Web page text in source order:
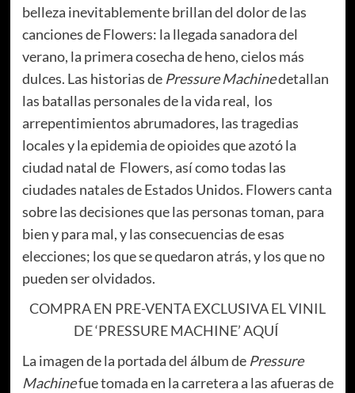
belleza inevitablemente brillan del dolor de las
canciones de Flowers: la llegada sanadora del
verano, la primera cosecha de heno, cielos más
dulces. Las historias dePressure Machinedetallan
las batallas personales de la vida real, los
arrepentimientos abrumadores, las tragedias
locales y la epidemia de opioides que azotó la
ciudad natal de Flowers, así como todas las
ciudades natales de Estados Unidos. Flowers canta
sobre las decisiones que las personas toman, para
bien y para mal, y las consecuencias de esas
elecciones; los que se quedaron atrás, y los que no
pueden ser olvidados.
COMPRA EN PRE-VENTA EXCLUSIVA EL VINIL
DE ‘PRESSURE MACHINE’ AQUÍ
La imagen de la portada del álbum dePressure
Machinefue tomada en la carretera a las afueras de